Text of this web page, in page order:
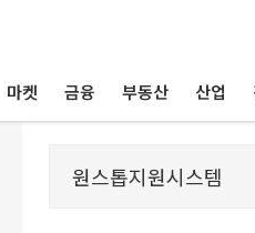
마켓 금융 부동산 산업